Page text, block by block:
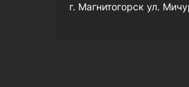
г. Магнитогорск ул.